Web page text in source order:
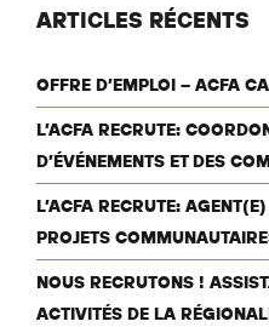
ARTICLES RÉCENTS
OFFRE D’EMPLOI – ACFA
L’ACFA RECRUTE:
D’ÉVÉNEMENTS ET DES
L’ACFA RECRUTE:
PROJETS
NOUS RECRUTONS !
ACTIVITÉS DE LA